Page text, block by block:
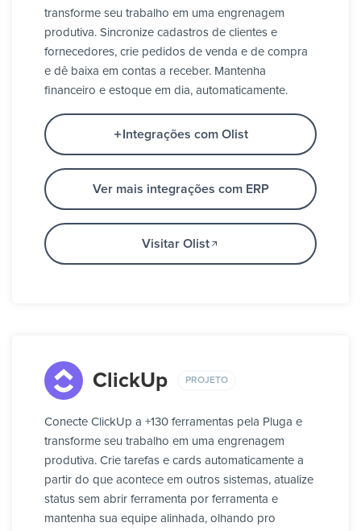
transforme seu trabalho em uma engrenagem
produtiva. Sincronize cadastros de clientes e
fornecedores, crie pedidos de venda e de compra
e dê baixa em contas a receber. Mantenha
financeiro e estoque em dia, automaticamente.
Integrações com Olist
Ver mais integrações com ERP
Visitar Olist
ClickUp PROJETO
Conecte ClickUp a +130 ferramentas pela Pluga e
transforme seu trabalho em uma engrenagem
produtiva. Crie tarefas e cards automaticamente a
partir do que acontece em outros sistemas, atualize
status sem abrir ferramenta por ferramenta e
mantenha sua equipe alinhada, olhando pro